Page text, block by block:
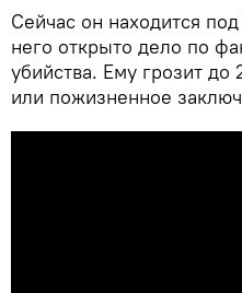
Сейчас он находится
него открыто дело по
убийства. Ему грозит
или пожизненное